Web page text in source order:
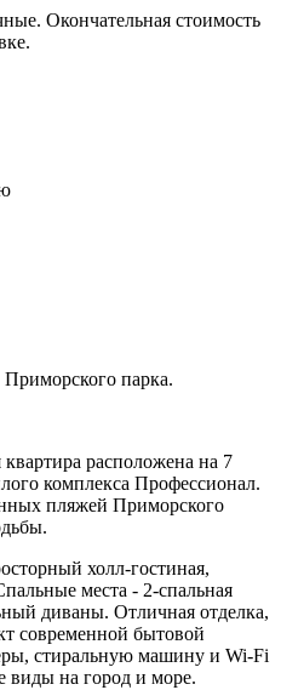
Окончательная стоимость
парка.
расположена на 7
комплекса Профессионал.
пляжей Приморского
холл-гостиная,
места - 2-спальная
диваны. Отличная отделка,
современной бытовой
стиральную машину и Wi-Fi
виды на город и море.